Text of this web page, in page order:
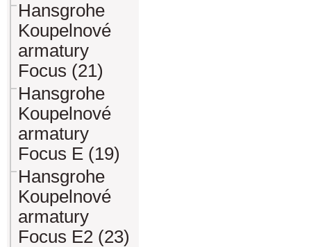
Hansgrohe
Koupelnové
armatury
Focus (21)
Hansgrohe
Koupelnové
armatury
Focus E (19)
Hansgrohe
Koupelnové
armatury
Focus E2 (23)